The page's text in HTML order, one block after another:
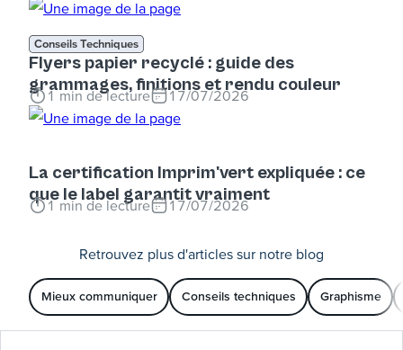
Conseils Techniques
Flyers papier recyclé : guide des
grammages, finitions et rendu couleur
1min de lecture 17/07/2026
La certification Imprim'vert expliquée : ce
que le label garantit vraiment
1min de lecture 17/07/2026
Retrouvez plus d'articles sur notre blog
Mieux communiquer Conseils techniques Graphisme